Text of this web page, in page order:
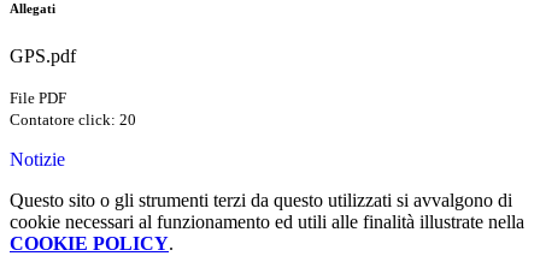
Allegati
GPS.pdf
File PDF
Contatore click: 20
Notizie
Questo sito o gli strumenti terzi da questo utilizzati si avvalgono di
cookie necessari al funzionamento ed utili alle finalità illustrate nella
COOKIE POLICY.